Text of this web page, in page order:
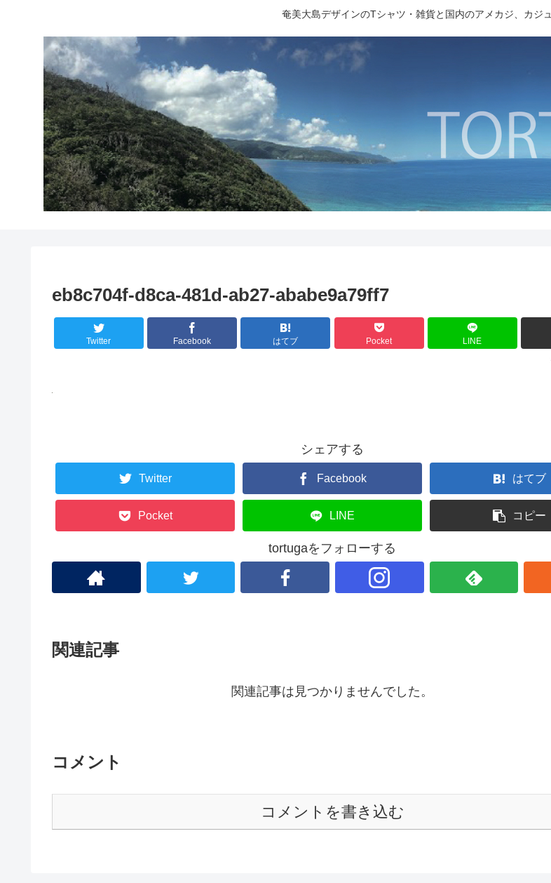
奄美大島デザインのTシャツ・雑貨と国内のアメカジ、カジ
eb8c704f-d8ca-481d-ab27-ababe9a79ff7
Twitter Facebook はてブ Pocket LINE
シェアする
Twitter Facebook はてブ
Pocket LINE コピー
tortugaをフォローする
関連記事
関連記事は見つかりませんでした。
コメント
コメントを書き込む